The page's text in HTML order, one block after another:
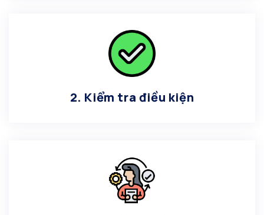
2. Kiểm tra điều kiện